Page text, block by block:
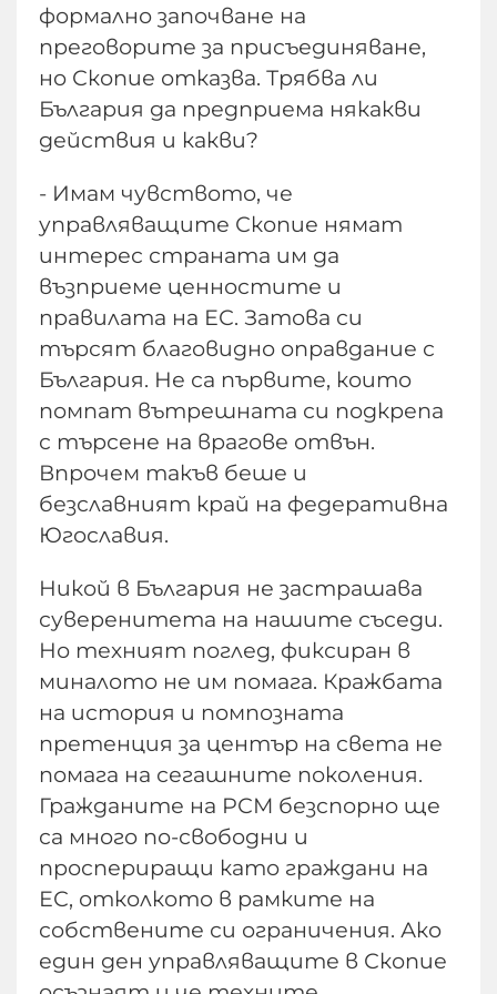
формално започване на
преговорите за присъединяване,
но Скопие отказва. Трябва ли
България да предприема някакви
действия и какви?
- Имам чувството, че
управляващите Скопие нямат
интерес страната им да
възприеме ценностите и
правилата на ЕС. Затова си
търсят благовидно оправдание с
България. Не са първите, които
помпат вътрешната си подкрепа
с търсене на врагове отвън.
Впрочем такъв беше и
безславният край на федеративна
Югославия.
Никой в България не застрашава
суверенитета на нашите съседи.
Но техният поглед, фиксиран в
миналото не им помага. Кражбата
на история и помпозната
претенция за център на света не
помага на сегашните поколения.
Гражданите на РСМ безспорно ще
са много по-свободни и
проспериращи като граждани на
ЕС, отколкото в рамките на
собствените си ограничения. Ако
един ден управляващите в Скопие